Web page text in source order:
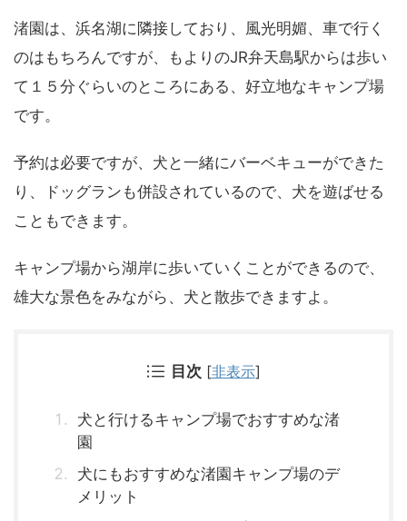
渚園は、浜名湖に隣接しており、風光明媚、車で行く
のはもちろんですが、もよりのJR弁天島駅からは歩い
て１５分ぐらいのところにある、好立地なキャンプ場
です。
予約は必要ですが、犬と一緒にバーベキューができた
り、ドッグランも併設されているので、犬を遊ばせる
こともできます。
キャンプ場から湖岸に歩いていくことができるので、
雄大な景色をみながら、犬と散歩できますよ。
目次 [非表示]
犬と行けるキャンプ場でおすすめな渚
園
犬にもおすすめな渚園キャンプ場のデ
メリット